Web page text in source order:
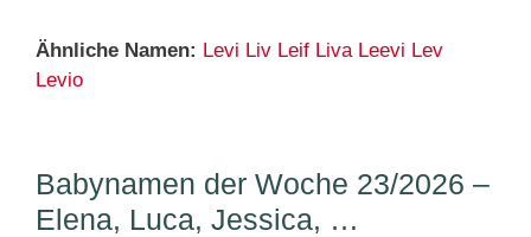
Ähnliche Namen: Levi Liv Leif Liva Leevi Lev
Levio
Babynamen der Woche 23/2026 –
Elena, Luca, Jessica, …